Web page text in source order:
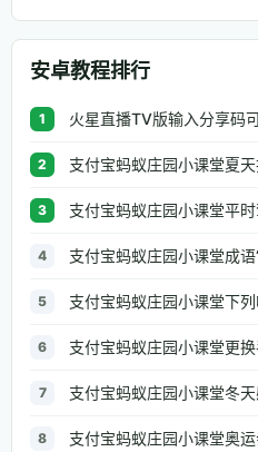
安卓教程排行
1 火星直播TV版输入分享码
2
3
4 支付宝蚂蚁庄园小课堂成
5 支付宝蚂蚁庄园小课堂下
6
7
8